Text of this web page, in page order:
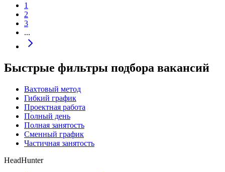
1
2
3
...
Быстрые фильтры подбора вакансий
Вахтовый метод
Гибкий график
Проектная работа
Полный день
Полная занятость
Сменный график
Частичная занятость
HeadHunter